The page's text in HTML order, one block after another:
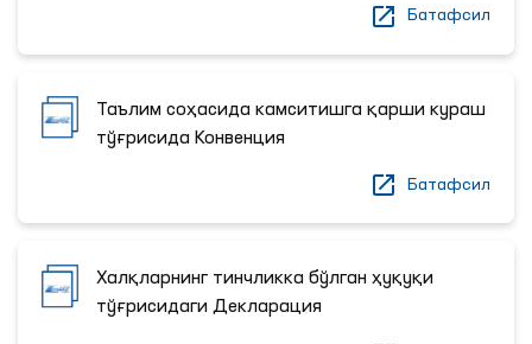
Батафсил
Таълим соҳасида камситишга қарши кураш
тўғрисида Конвенция
Батафсил
Халқларнинг тинчликка бўлган ҳуқуқи
тўғрисидаги Декларация